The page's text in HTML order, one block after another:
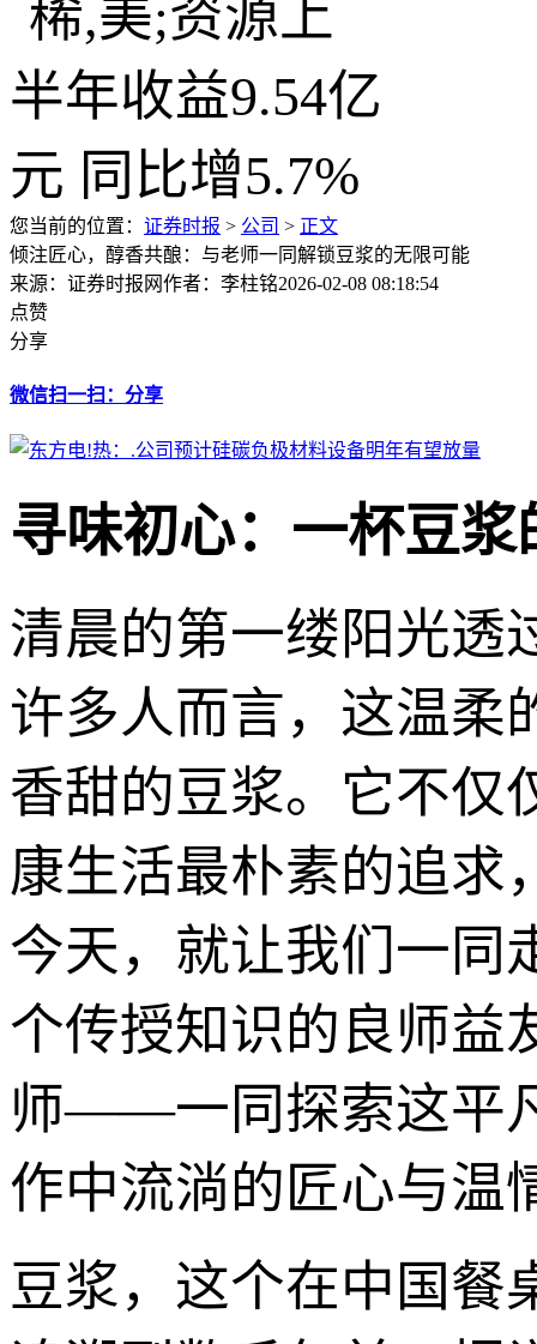
您当前的位置： 证券时报 > 公司 > 正文
倾注匠心，醇香共酿：与老师一同解锁豆浆的无限可能
来源：证券时报网作者：李柱铭2026-02-08 08:18:54
点赞
分享
微信扫一扫：分享
寻味初心：一杯豆
清晨的第一缕阳光透
许多人而言，这温柔
香甜的豆浆。它不仅
康生活最朴素的追求
今天，就让我们一
个传授知识的良师益
师——一同探索这平
作中流淌的匠心与温
豆浆，这个在中国餐